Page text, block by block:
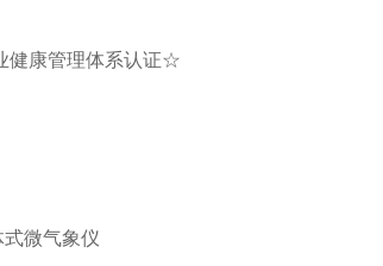
健康管理体系认证☆